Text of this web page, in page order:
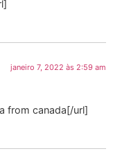
janeiro 7, 2022 às 2:59 am
from canada[/url]